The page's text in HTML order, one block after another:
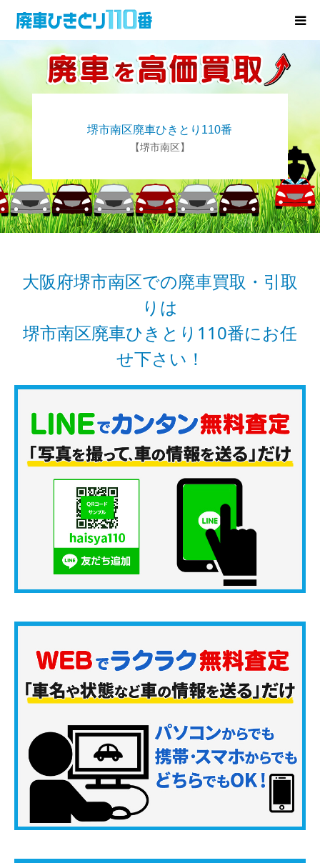
堺市南区廃車ひきとり110番
【堺市南区】
大阪府堺市南区での廃車買取・引取
りは
堺市南区廃車ひきとり110番にお任
せ下さい！
廃車･事故車の買取
お役立ち情報
お知らせ